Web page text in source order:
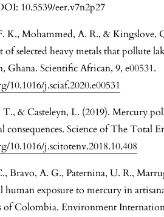
10.5539/eer.v7n2p27
K., Mohammed, A. R., & Kingslove,
of selected heavy metals that pollute
Ghana. Scientific African, 9, e00531.
10.1016/j.sciaf.2020.e00531
& Casteleyn, L. (2019). Mercury
consequences. Science of The Total
10.1016/j.scitotenv.2018.10.408
Bravo, A. G., Paternina, U. R.,
human exposure to mercury in
Colombia. Environment